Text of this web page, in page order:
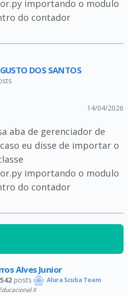
importando o modulo
do contador
DOS SANTOS
14/04/2026
aba de gerenciador de
eu disse de importar o
importando o modulo
do contador
Alves Junior
posts Alura Scuba Team
II